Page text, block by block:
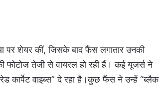
पर शेयर कीं, जिसके बाद फैंस लगातार उनकी
फोटोज तेजी से वायरल हो रही हैं। कई यूजर्स ने
कार्पेट वाइब्स” दे रहा है।कुछ फैंस ने उन्हें “ब्लैक